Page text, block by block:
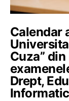
Calendar
Cuza”
Drept,